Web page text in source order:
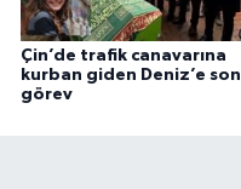
Çin’de trafik canavarına
kurban giden Deniz’e son
görev